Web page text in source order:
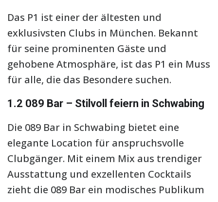
Das P1 ist einer der ältesten und
exklusivsten Clubs in München. Bekannt
für seine prominenten Gäste und
gehobene Atmosphäre, ist das P1 ein Muss
für alle, die das Besondere suchen.
1.2 089 Bar – Stilvoll feiern in Schwabing
Die 089 Bar in Schwabing bietet eine
elegante Location für anspruchsvolle
Clubgänger. Mit einem Mix aus trendiger
Ausstattung und exzellenten Cocktails
zieht die 089 Bar ein modisches Publikum